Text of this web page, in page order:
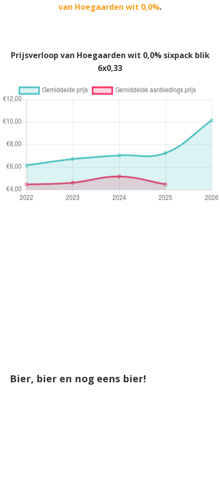
van Hoegaarden wit 0,0%.
Prijsverloop van Hoegaarden wit 0,0% sixpack blik
6x0,33
Bier, bier en nog eens bier!